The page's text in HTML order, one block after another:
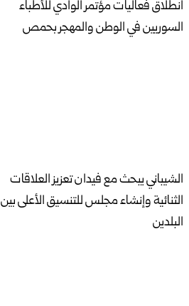
انطلاق فعاليات مؤتمر الوادي للأطباء
السوريين في الوطن والمهجر بحمص
الشيباني يبحث مع فيدان تعزيز العلاقات
الثنائية وإنشاء مجلس للتنسيق الأعلى بين
البلدين